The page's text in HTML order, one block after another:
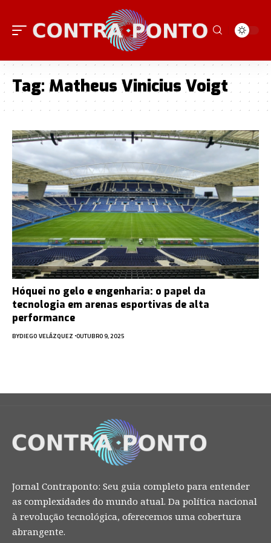
Tag: Matheus Vinicius Voigt
Hóquei no gelo e engenharia: o papel da
tecnologia em arenas esportivas de alta
performance
BYDIEGO VELÁZQUEZ OUTUBRO 9, 2025
Jornal Contraponto: Seu guia completo para entender
as complexidades do mundo atual. Da política nacional
à revolução tecnológica, oferecemos uma cobertura
abrangente.